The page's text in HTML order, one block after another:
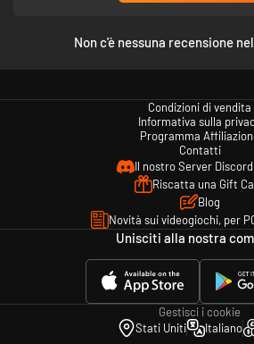
Preparati a grandi colpi di scena che ti
Riscopri Assassinio sull'Orient Express,
con un adattamento fedele ma aumentato che
personaggio di nome Joanna Locke. Incarnare
permette di condurre una seconda indagine
Non c'è nessuna recensione
Condizioni di vendita
Informativa sulla
Programma
Contatti
Il nostro Server
Riscatta una Gift
Blog
Novità sui videogiochi, per
Unisciti alla nostra
Gestisci i cookie
Stati Uniti
Italiano